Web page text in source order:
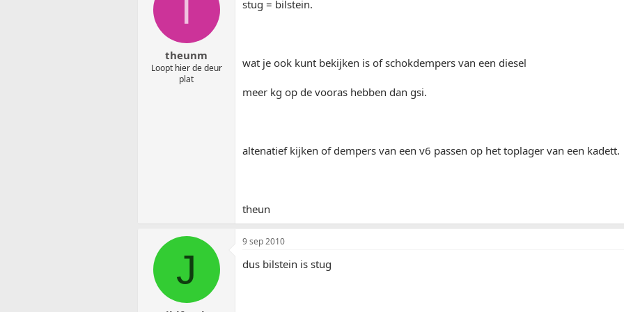
theunm
Loopt hier de deur
plat
stug = bilstein.
wat je ook kunt bekijken is of schokdempers van een diesel
meer kg op de vooras hebben dan gsi.
altenatief kijken of dempers van een v6 passen op het toplager van een kadett.
theun
J
9 sep 2010
dus bilstein is stug